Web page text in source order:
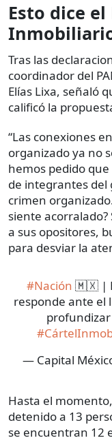
Esto dice
Tras las
coordinador del
Elías Lixa, señaló
calificó la
“Las conexiones
organizado ya no
hemos pedido
de integrantes del
crimen
siente
a sus opositores,
para desviar la
#Nación 🇲🇽 |
responde ante el
— Capital
Hasta el
detenido a 13
se encuentran 12